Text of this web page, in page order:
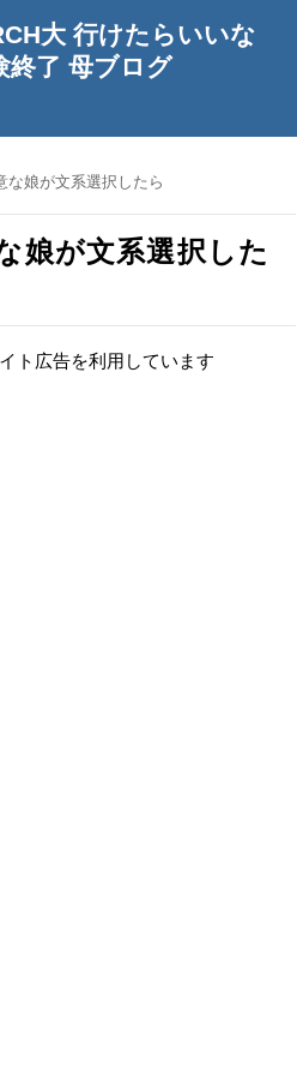
大 行けたらいいな
終了 母ブログ
な娘が文系選択したら
娘が文系選択した
ト広告を利用しています